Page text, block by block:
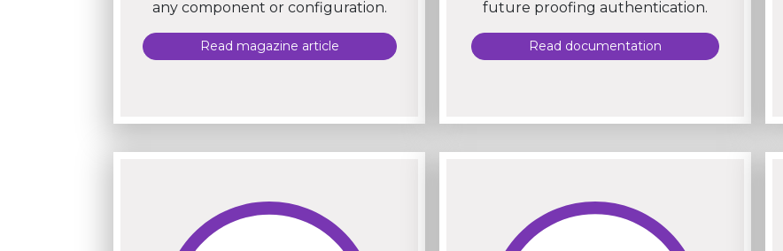
any component or configuration.
Read magazine article
future proofing authentication.
Read documentation